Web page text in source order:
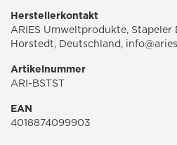
Herstellerkontakt
ARIES Umweltprodukte, Stapeler
Horstedt, Deutschland,
Artikelnummer
ARI-BSTST
EAN
4018874099903